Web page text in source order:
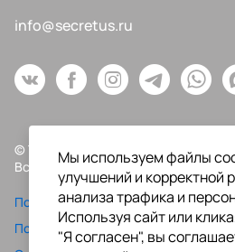
info@secretus.ru
© Типография "Секрет Успеха",
Все права защищены.
Политика конфиденциальности
Пользовательское соглашение
Мы используем файлы
улучшений и корректной
анализа трафика и
Используя сайт или
"Я согласен", вы